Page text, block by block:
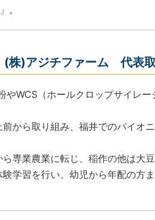
。
株)アジチファーム 代表
やWCS（ホールクロップサイレ
から取り組み、福井でのパイオ
専業農業に転じ、稲作の他は大
学習を行い、幼児から年配の方